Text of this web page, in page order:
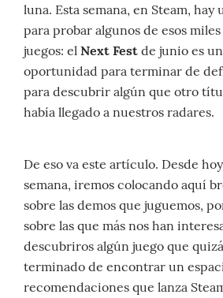
luna. Esta semana, en Steam,
para probar algunos de esos
juegos: el Next Fest de junio es
oportunidad para terminar de
para descubrir algún que otro
había llegado a nuestros radares.
De eso va este artículo. Desde
semana, iremos colocando aquí
sobre las demos que juguemos,
sobre las que más nos han
descubriros algún juego que
terminado de encontrar un
recomendaciones que lanza